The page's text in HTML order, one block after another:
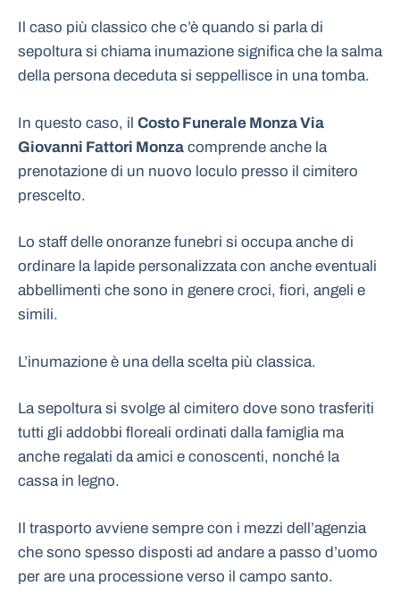
Il caso più classico che c’è quando si parla di
sepoltura si chiama inumazione significa che la salma
della persona deceduta si seppellisce in una tomba.
In questo caso, il Costo Funerale Monza Via
Giovanni Fattori Monza comprende anche la
prenotazione di un nuovo loculo presso il cimitero
prescelto.
Lo staff delle onoranze funebri si occupa anche di
ordinare la lapide personalizzata con anche eventuali
abbellimenti che sono in genere croci, fiori, angeli e
simili.
L’inumazione è una della scelta più classica.
La sepoltura si svolge al cimitero dove sono trasferiti
tutti gli addobbi floreali ordinati dalla famiglia ma
anche regalati da amici e conoscenti, nonché la
cassa in legno.
Il trasporto avviene sempre con i mezzi dell’agenzia
che sono spesso disposti ad andare a passo d’uomo
per are una processione verso il campo santo.